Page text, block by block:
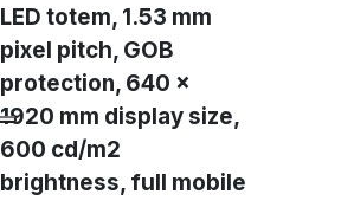
LED totem, 1.53 mm
pixel pitch, GOB
protection, 640 ×
1920 mm display size,
600 cd/m2
brightness, full mobile